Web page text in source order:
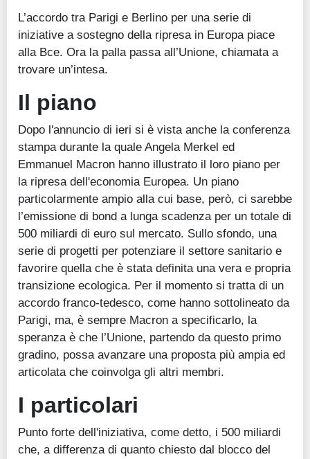
L’accordo tra Parigi e Berlino per una serie di
iniziative a sostegno della ripresa in Europa piace
alla Bce. Ora la palla passa all’Unione, chiamata a
trovare un’intesa.
Il piano
Dopo l'annuncio di ieri si è vista anche la conferenza
stampa durante la quale Angela Merkel ed
Emmanuel Macron hanno illustrato il loro piano per
la ripresa dell'economia Europea. Un piano
particolarmente ampio alla cui base, però, ci sarebbe
l’emissione di bond a lunga scadenza per un totale di
500 miliardi di euro sul mercato. Sullo sfondo, una
serie di progetti per potenziare il settore sanitario e
favorire quella che è stata definita una vera e propria
transizione ecologica. Per il momento si tratta di un
accordo franco-tedesco, come hanno sottolineato da
Parigi, ma, è sempre Macron a specificarlo, la
speranza è che l’Unione, partendo da questo primo
gradino, possa avanzare una proposta più ampia ed
articolata che coinvolga gli altri membri.
I particolari
Punto forte dell'iniziativa, come detto, i 500 miliardi
che, a differenza di quanto chiesto dal blocco del